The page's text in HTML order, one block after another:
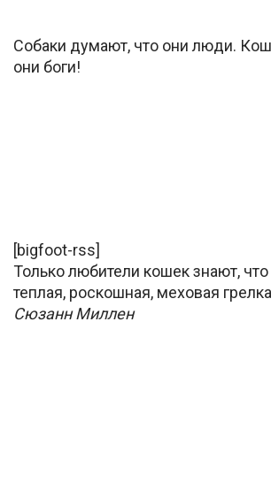
Собаки думают, что они люди.
они боги!
[bigfoot-rss]
Только любители кошек знают, что
теплая, роскошная, меховая
Сюзанн Миллен